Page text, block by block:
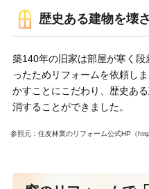
歴史ある建物を壊
築140年の旧家は部屋が寒く
ったためリフォームを依頼し
かすことにこだわり、歴史あ
消することができました。
参照元：住友林業のリフォーム公式HP（